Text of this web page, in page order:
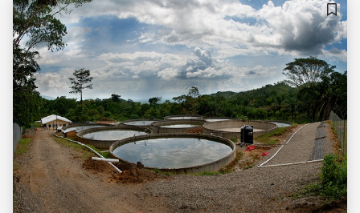
功轉型，提高再生能源發電占比。
儲存